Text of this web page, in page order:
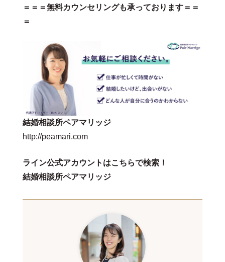
＝＝＝無料カウンセリングも承っております＝＝
＝
結婚相談所ペアマリッジ
http://peamari.com
ライン公式アカウントはこちらで検索！
結婚相談所ペアマリッジ